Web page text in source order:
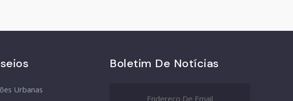
Urbanas
Boletim De Notícias